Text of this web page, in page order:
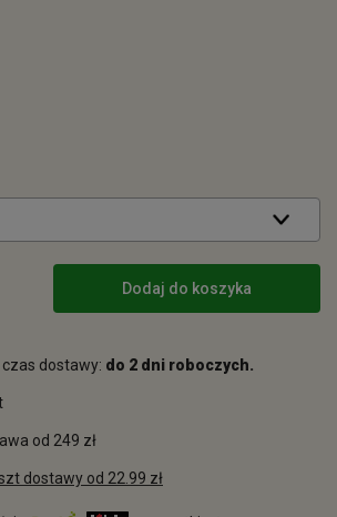
Dodaj do koszyka
dostawy: do 2 dni roboczych.
od 249 zł
dostawy od 22.99 zł